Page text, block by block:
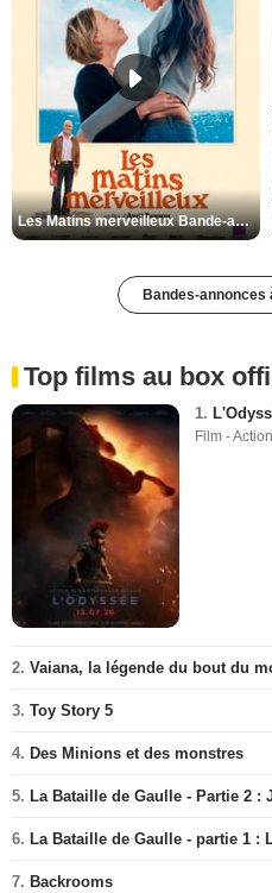
Les Matins merveilleux Bande-annonce VF
Bandes-annonces
Top films au box
1.
Film - Action
2. Vaiana, la légende du bout du
3. Toy Story 5
4. Des Minions et des monstres
5. La Bataille de Gaulle - Partie 2 :
6. La Bataille de Gaulle - partie 1 :
7. Backrooms